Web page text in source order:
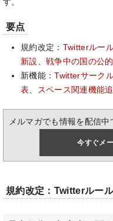
す。
要点
規約改定： Twitterルー
新設、戦争中の国の公
新機能：Twitterサーク
表
スペース関連機能
メルマガでも情報を配信
今すぐメ
規約改定：Twitterルー